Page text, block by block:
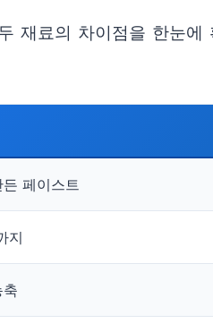
재료의 차이점을 한눈에
페이스트
지